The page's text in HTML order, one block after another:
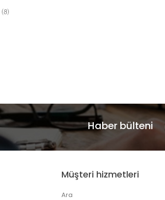
(8)
Haber bülteni
Müşteri hizmetleri
Ara